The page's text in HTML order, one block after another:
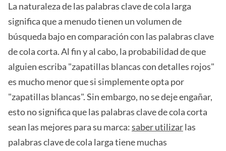
La naturaleza de las palabras clave de cola larga
significa que a menudo tienen un volumen de
búsqueda bajo en comparación con las palabras clave
de cola corta. Al fin y al cabo, la probabilidad de que
alguien escriba "zapatillas blancas con detalles rojos"
es mucho menor que si simplemente opta por
"zapatillas blancas". Sin embargo, no se deje engañar,
esto no significa que las palabras clave de cola corta
sean las mejores para su marca:saber utilizarlas
palabras clave de cola larga tiene muchas